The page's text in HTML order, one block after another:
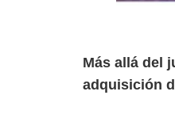
Más allá del
adquisición